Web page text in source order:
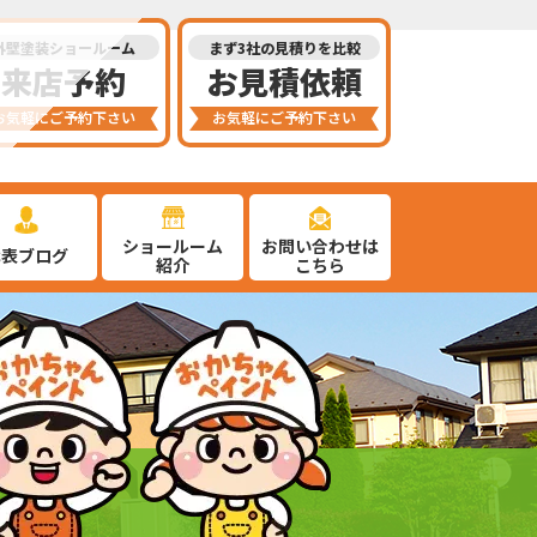
壁塗装ショールーム
来店予約
気軽にご予約下さい
まず3社の見積りを比較
お見積依頼
お気軽にご予約下さい
ブログ
ショールーム
紹介
お問い合わせは
こちら